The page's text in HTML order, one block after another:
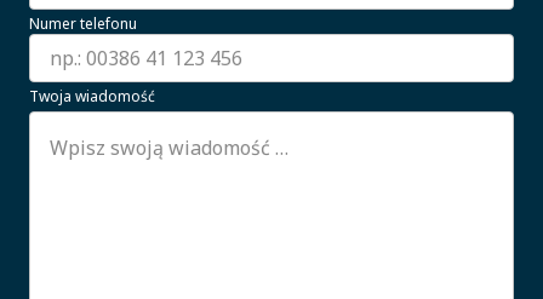
Numer telefonu
Twoja wiadomość